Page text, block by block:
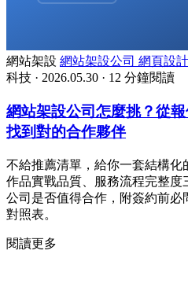
網站架設 網站架設公司 網頁設
科技 · 2026.05.30 · 12 分鐘閱讀
網站架設公司怎麼挑？從
找到對的合作夥伴
不給推薦清單，給你一套結構化
作品實戰品質、服務流程完整
公司是否值得合作，附簽約前必
對照表。
閱讀更多